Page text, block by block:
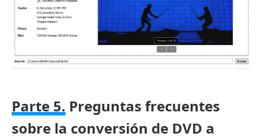
Parte 5. Preguntas frecuentes
sobre la conversión de DVD a